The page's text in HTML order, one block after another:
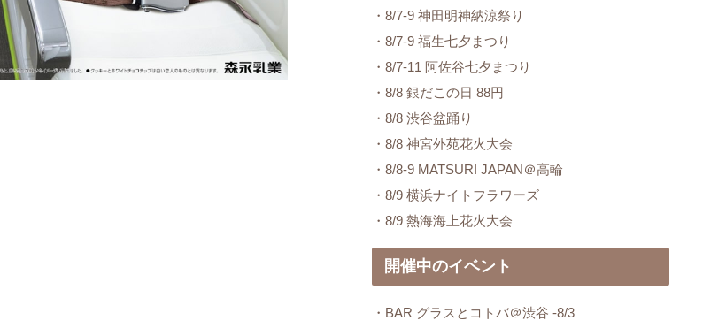
・8/7-9 神田明神納涼祭り
・8/7-9 福生七夕まつり
・8/7-11 阿佐谷七夕まつり
・8/8 銀だこの日 88円
・8/8 渋谷盆踊り
・8/8 神宮外苑花火大会
・8/8-9 MATSURI JAPAN＠高輪
・8/9 横浜ナイトフラワーズ
・8/9 熱海海上花火大会
開催中のイベント
・BAR グラスとコトバ＠渋谷 -8/3